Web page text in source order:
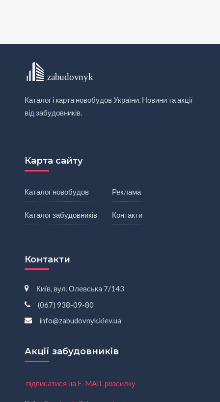
Каталог і карта новобудов України. Новини та акції
від забудовників.
Карта сайту
Каталог новобудов
Каталог забудовників
Реклама
Контакти
Контакти
Київ, вул. Олевська 7/143
(067) 938-09-80
info@zabudovnyk.kiev.ua
Акції забудовників
підписатися на E-MAIL розсилку